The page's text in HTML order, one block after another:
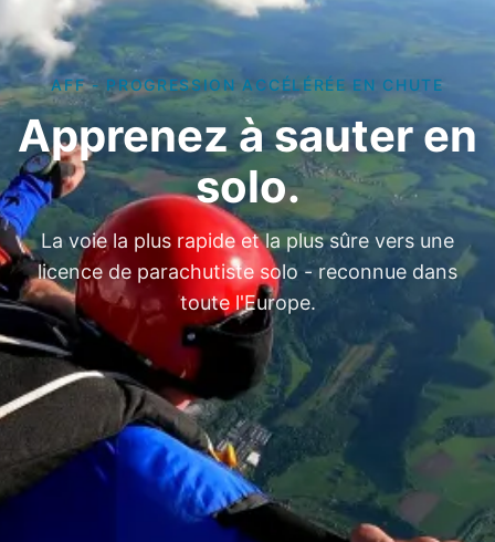
AFF - PROGRESSION ACCÉLÉRÉE EN CHUTE
Apprenez à sauter en
solo.
La voie la plus rapide et la plus sûre vers une
licence de parachutiste solo - reconnue dans
toute l'Europe.